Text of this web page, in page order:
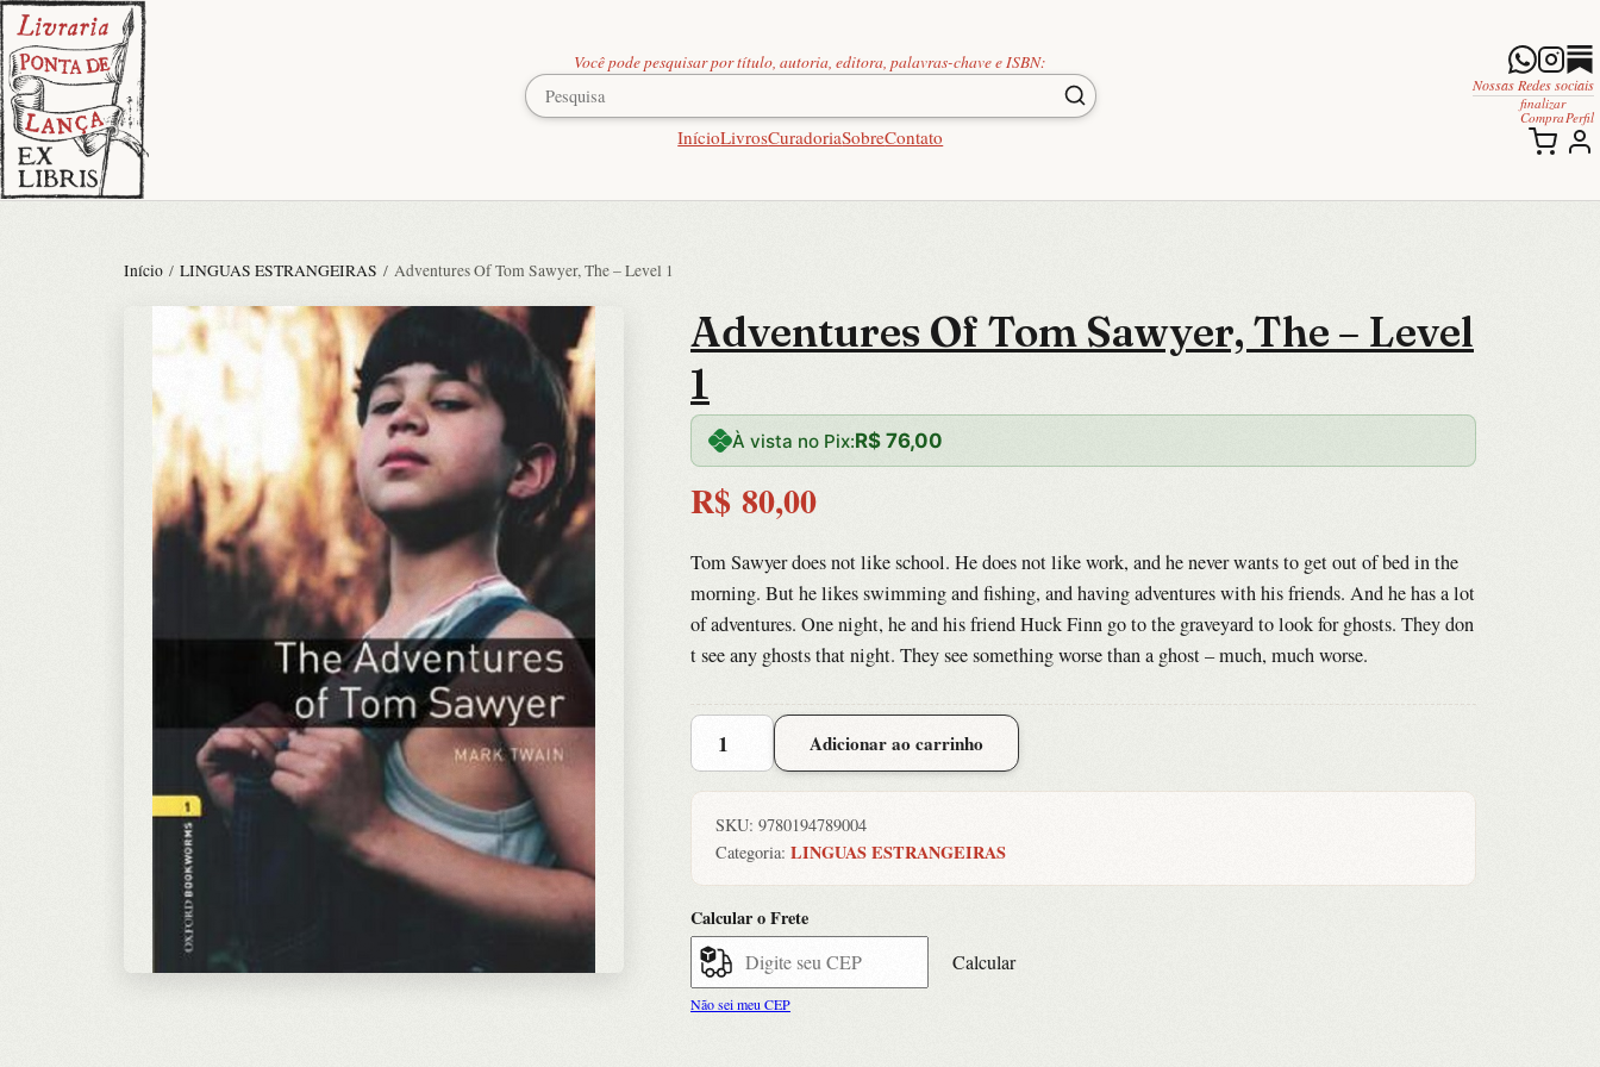
Você pode pesquisar por título, autoria, editora, palavras-chave e ISBN:
InícioLivrosCuradoriaSobreContato
Nossas Redes sociais
finalizar
Compra Perfil
Início / LINGUAS ESTRANGEIRAS / Adventures Of Tom Sawyer, The – Level 1
Adventures Of Tom Sawyer, The – Level
1
À vista no Pix:R$ 76,00
R$ 80,00
Tom Sawyer does not like school. He does not like work, and he never wants to get out of bed in the
morning. But he likes swimming and fishing, and having adventures with his friends. And he has a lot
of adventures. One night, he and his friend Huck Finn go to the graveyard to look for ghosts. They don
t see any ghosts that night. They see something worse than a ghost – much, much worse.
Adventures
1
quantidade
Adicionar ao carrinho
SKU: 9780194789004
Categoria: LINGUAS ESTRANGEIRAS
Calcular o Frete
Calcular
Não sei meu CEP